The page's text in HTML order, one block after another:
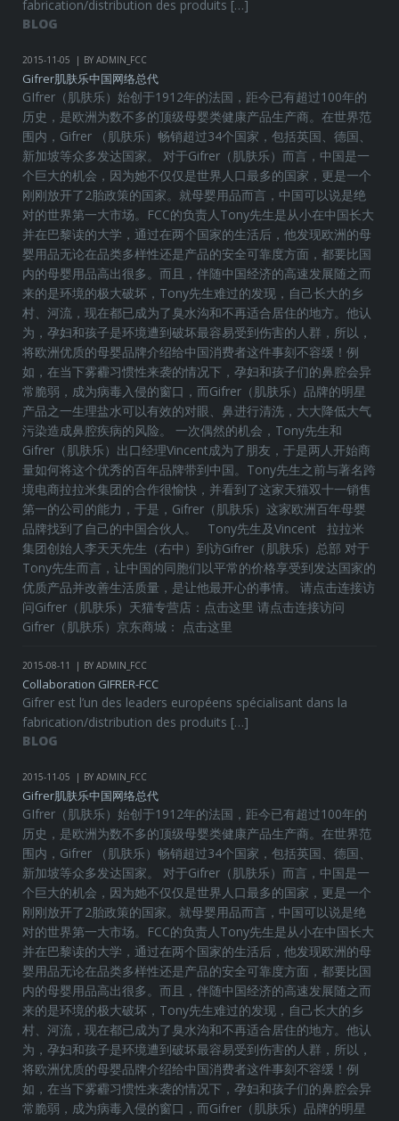
fabrication/distribution des produits […]
BLOG
2015-11-05 BY ADMIN_FCC
Gifrer肌肤乐中国网络总代
GIfrer（肌肤乐）始创于1912年的法国，距今已有超过100年的
历史，是欧洲为数不多的顶级母婴类健康产品生产商。在世界范
围内，Gifrer （肌肤乐）畅销超过34个国家，包括英国、德国、
新加坡等众多发达国家。 对于Gifrer（肌肤乐）而言，中国是一
个巨大的机会，因为她不仅仅是世界人口最多的国家，更是一个
刚刚放开了2胎政策的国家。就母婴用品而言，中国可以说是绝
对的世界第一大市场。FCC的负责人Tony先生是从小在中国长大
并在巴黎读的大学，通过在两个国家的生活后，他发现欧洲的母
婴用品无论在品类多样性还是产品的安全可靠度方面，都要比国
内的母婴用品高出很多。而且，伴随中国经济的高速发展随之而
来的是环境的极大破坏，Tony先生难过的发现，自己长大的乡
村、河流，现在都已成为了臭水沟和不再适合居住的地方。他认
为，孕妇和孩子是环境遭到破坏最容易受到伤害的人群，所以，
将欧洲优质的母婴品牌介绍给中国消费者这件事刻不容缓！例
如，在当下雾霾习惯性来袭的情况下，孕妇和孩子们的鼻腔会异
常脆弱，成为病毒入侵的窗口，而Gifrer（肌肤乐）品牌的明星
产品之一生理盐水可以有效的对眼、鼻进行清洗，大大降低大气
污染造成鼻腔疾病的风险。 一次偶然的机会，Tony先生和
Gifrer（肌肤乐）出口经理Vincent成为了朋友，于是两人开始商
量如何将这个优秀的百年品牌带到中国。Tony先生之前与著名跨
境电商拉拉米集团的合作很愉快，并看到了这家天猫双十一销售
第一的公司的能力，于是，Gifrer（肌肤乐）这家欧洲百年母婴
品牌找到了自己的中国合伙人。 Tony先生及Vincent 拉拉米
集团创始人李天天先生（右中）到访Gifrer（肌肤乐）总部 对于
Tony先生而言，让中国的同胞们以平常的价格享受到发达国家的
优质产品并改善生活质量，是让他最开心的事情。 请点击连接访
问Gifrer（肌肤乐）天猫专营店：点击这里 请点击连接访问
Gifrer（肌肤乐）京东商城： 点击这里
2015-08-11 BY ADMIN_FCC
Collaboration GIFRER-FCC
Gifrer est l’un des leaders européens spécialisant dans la
fabrication/distribution des produits […]
BLOG
2015-11-05 BY ADMIN_FCC
Gifrer肌肤乐中国网络总代
GIfrer（肌肤乐）始创于1912年的法国，距今已有超过100年的
历史，是欧洲为数不多的顶级母婴类健康产品生产商。在世界范
围内，Gifrer （肌肤乐）畅销超过34个国家，包括英国、德国、
新加坡等众多发达国家。 对于Gifrer（肌肤乐）而言，中国是一
个巨大的机会，因为她不仅仅是世界人口最多的国家，更是一个
刚刚放开了2胎政策的国家。就母婴用品而言，中国可以说是绝
对的世界第一大市场。FCC的负责人Tony先生是从小在中国长大
并在巴黎读的大学，通过在两个国家的生活后，他发现欧洲的母
婴用品无论在品类多样性还是产品的安全可靠度方面，都要比国
内的母婴用品高出很多。而且，伴随中国经济的高速发展随之而
来的是环境的极大破坏，Tony先生难过的发现，自己长大的乡
村、河流，现在都已成为了臭水沟和不再适合居住的地方。他认
为，孕妇和孩子是环境遭到破坏最容易受到伤害的人群，所以，
将欧洲优质的母婴品牌介绍给中国消费者这件事刻不容缓！例
如，在当下雾霾习惯性来袭的情况下，孕妇和孩子们的鼻腔会异
常脆弱，成为病毒入侵的窗口，而Gifrer（肌肤乐）品牌的明星